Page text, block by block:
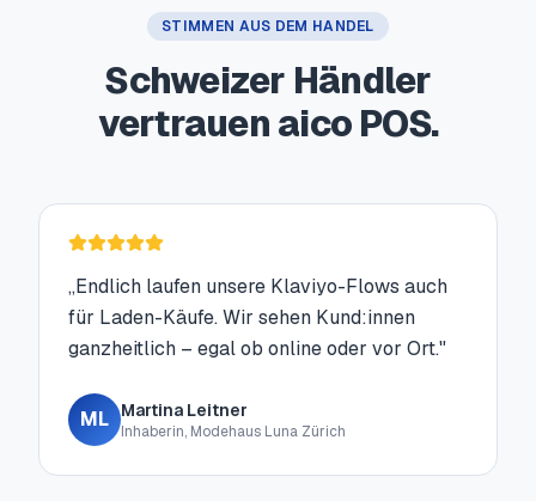
STIMMEN AUS DEM HANDEL
Schweizer Händler
vertrauen aico POS.
„Endlich laufen unsere Klaviyo-Flows auch
für Laden-Käufe. Wir sehen Kund:innen
ganzheitlich – egal ob online oder vor Ort."
ML Martina Leitner
Inhaberin, Modehaus Luna Zürich